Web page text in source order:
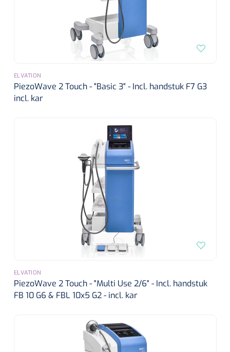
ELVATION
PiezoWave 2 Touch - "Basic 3" - Incl. handstuk F7 G3
incl. kar
ELVATION
PiezoWave 2 Touch - "Multi Use 2/6" - Incl. handstuk
FB 10 G6 & FBL 10x5 G2 - incl. kar